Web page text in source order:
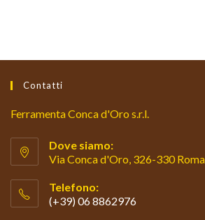
Contatti
Ferramenta Conca d'Oro s.r.l.
Dove siamo:
Via Conca d'Oro, 326-330 Roma
Telefono:
(+39) 06 8862976